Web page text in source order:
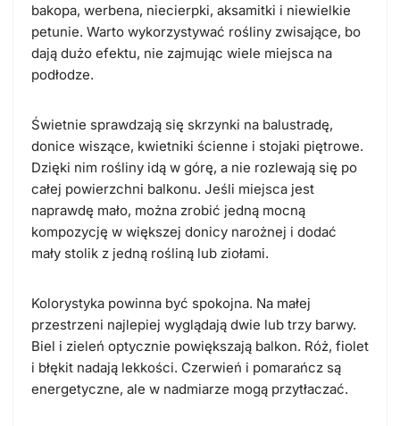
bakopa, werbena, niecierpki, aksamitki i niewielkie
petunie. Warto wykorzystywać rośliny zwisające, bo
dają dużo efektu, nie zajmując wiele miejsca na
podłodze.
Świetnie sprawdzają się skrzynki na balustradę,
donice wiszące, kwietniki ścienne i stojaki piętrowe.
Dzięki nim rośliny idą w górę, a nie rozlewają się po
całej powierzchni balkonu. Jeśli miejsca jest
naprawdę mało, można zrobić jedną mocną
kompozycję w większej donicy narożnej i dodać
mały stolik z jedną rośliną lub ziołami.
Kolorystyka powinna być spokojna. Na małej
przestrzeni najlepiej wyglądają dwie lub trzy barwy.
Biel i zieleń optycznie powiększają balkon. Róż, fiolet
i błękit nadają lekkości. Czerwień i pomarańcz są
energetyczne, ale w nadmiarze mogą przytłaczać.